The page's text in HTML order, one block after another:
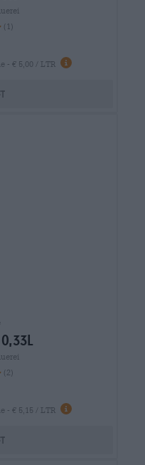
(1)
- € 5,00 / LTR
(2)
- € 5,15 / LTR